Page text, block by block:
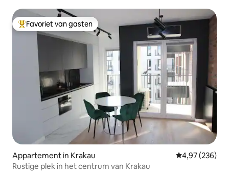
Topfavoriet van gasten
Favoriet van gasten
Appartement in Krakau Gemiddelde
4,97 (236)
Rustige plek in het centrum van Krakau